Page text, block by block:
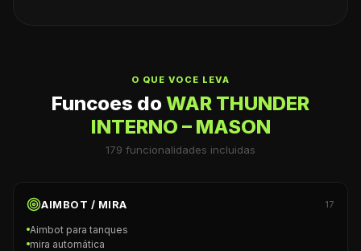
O QUE VOCE LEVA
Funcoes doWAR THUNDER
INTERNO – MASON
179 funcionalidades incluidas
AIMBOT / MIRA 17
Aimbot para tanques
mira automática